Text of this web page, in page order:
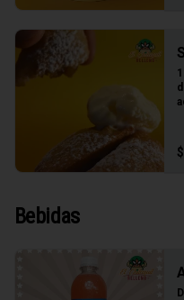
Bebidas